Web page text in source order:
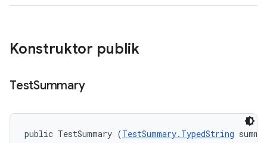
Konstruktor publik
TestSummary
public TestSummary (TestSummary.TypedString